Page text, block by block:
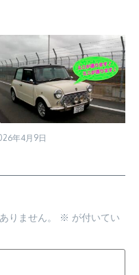
年4月9日
りません。 ※ が付いてい